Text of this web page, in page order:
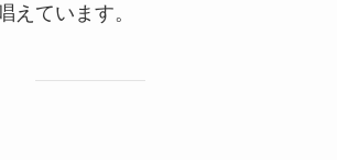
えています。